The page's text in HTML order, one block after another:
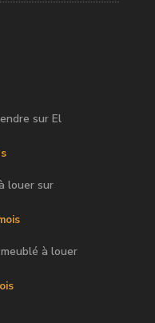
sur El
louer sur
à louer